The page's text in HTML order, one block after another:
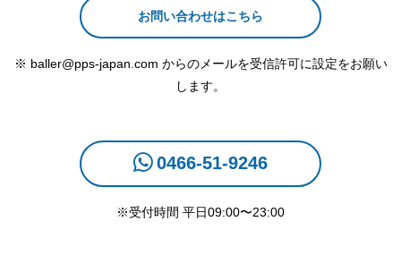
お問い合わせはこちら
※ baller@pps-japan.com からのメールを受信許可に設定をお願い
します。
0466-51-9246
※受付時間 平日09:00〜23:00